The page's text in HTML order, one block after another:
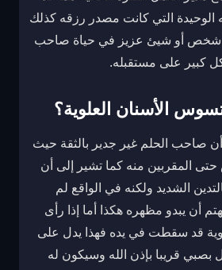
التي كانت مصدر رزقه كذلك
شخص أو شيئ عزيز في حياة صاحب
كبير على مستقبله.
الأسنان العلوية؟
صاحب الحلم غير جدير بالثقة حيث
حتى المقربين منه كما تشير إلى أن
الشديد ولكنه في الواقع لم
أن يبدو مظهره هكذا أما إذا رأى
قد سقطت في يده فهذا يدل على
قريبا بإذن الله وسيكون له